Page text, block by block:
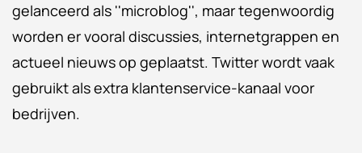
gelanceerd als ''microblog'', maar tegenwoordig
worden er vooral discussies, internetgrappen en
actueel nieuws op geplaatst. Twitter wordt vaak
gebruikt als extra klantenservice-kanaal voor
bedrijven.